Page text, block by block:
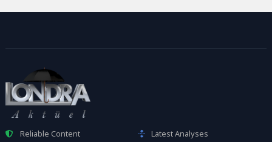
Reliable Content
Latest Analyses